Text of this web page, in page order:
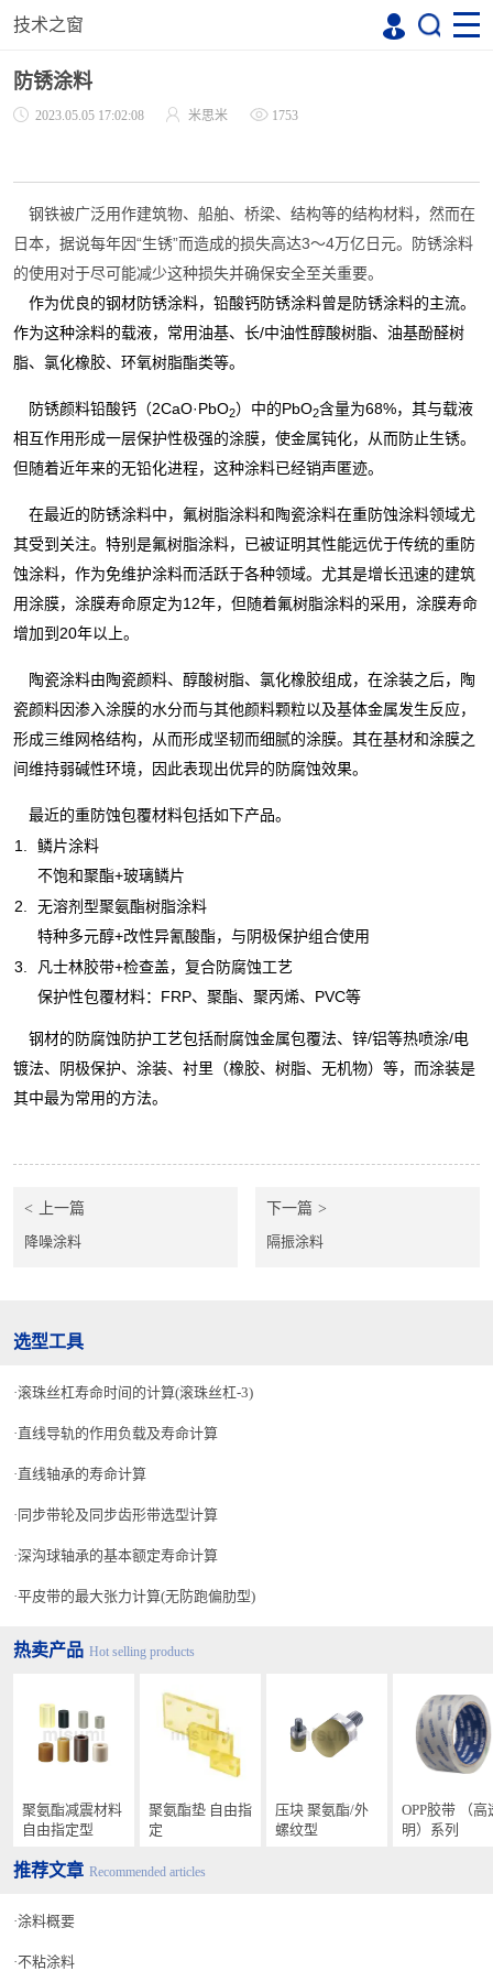
技术之窗
防锈涂料
2023.05.05 17:02:08 米思米 1753
钢铁被广泛用作建筑物、船舶、桥梁、结构等的结构材料，然而在
日本，据说每年因“生锈”而造成的损失高达3～4万亿日元。防锈涂料
的使用对于尽可能减少这种损失并确保安全至关重要。
作为优良的钢材防锈涂料，铅酸钙防锈涂料曾是防锈涂料的主流。
作为这种涂料的载液，常用油基、长/中油性醇酸树脂、油基酚醛树
脂、氯化橡胶、环氧树脂酯类等。
防锈颜料铅酸钙（2CaO·PbO2）中的PbO2含量为68%，其与载液
相互作用形成一层保护性极强的涂膜，使金属钝化，从而防止生锈。
但随着近年来的无铅化进程，这种涂料已经销声匿迹。
在最近的防锈涂料中，氟树脂涂料和陶瓷涂料在重防蚀涂料领域尤
其受到关注。特别是氟树脂涂料，已被证明其性能远优于传统的重防
蚀涂料，作为免维护涂料而活跃于各种领域。尤其是增长迅速的建筑
用涂膜，涂膜寿命原定为12年，但随着氟树脂涂料的采用，涂膜寿命
增加到20年以上。
陶瓷涂料由陶瓷颜料、醇酸树脂、氯化橡胶组成，在涂装之后，陶
瓷颜料因渗入涂膜的水分而与其他颜料颗粒以及基体金属发生反应，
形成三维网格结构，从而形成坚韧而细腻的涂膜。其在基材和涂膜之
间维持弱碱性环境，因此表现出优异的防腐蚀效果。
最近的重防蚀包覆材料包括如下产品。
1.
鳞片涂料
不饱和聚酯+玻璃鳞片
2.
无溶剂型聚氨酯树脂涂料
特种多元醇+改性异氰酸酯，与阴极保护组合使用
3.
凡士林胶带+检查盖，复合防腐蚀工艺
保护性包覆材料：FRP、聚酯、聚丙烯、PVC等
钢材的防腐蚀防护工艺包括耐腐蚀金属包覆法、锌/铝等热喷涂/电
镀法、阴极保护、涂装、衬里（橡胶、树脂、无机物）等，而涂装是
其中最为常用的方法。
上一篇
降噪涂料
下一篇
隔振涂料
选型工具
滚珠丝杠寿命时间的计算(滚珠丝杠-3)
直线导轨的作用负载及寿命计算
直线轴承的寿命计算
同步带轮及同步齿形带选型计算
深沟球轴承的基本额定寿命计算
平皮带的最大张力计算(无防跑偏肋型)
热卖产品 Hot selling products
聚氨酯减震材料
自由指定型
聚氨酯垫 自由指
定
压块 聚氨酯/外
螺纹型
OPP胶带 （高
明）系列
推荐文章 Recommended articles
涂料概要
不粘涂料